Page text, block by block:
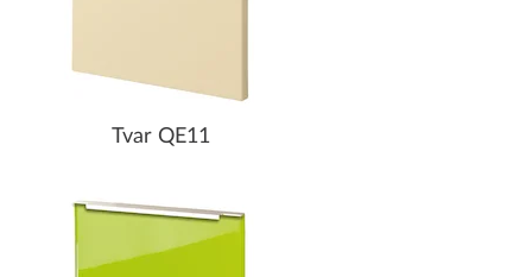
Tvar QE11